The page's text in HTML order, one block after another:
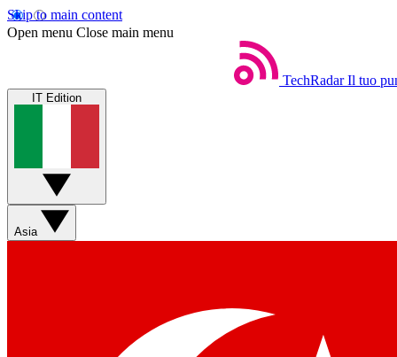
Skip to main content
Open menu Close main menu
TechRadar Il tuo
IT Edition
Asia